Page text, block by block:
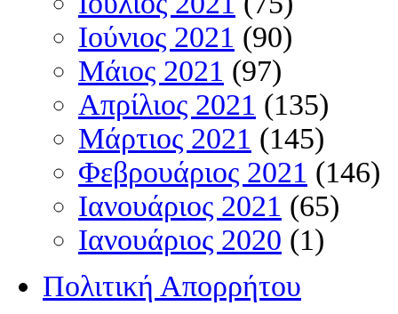
Ιούνιος 2021 (90)
Μάιος 2021 (97)
Απρίλιος 2021 (135)
Μάρτιος 2021 (145)
Φεβρουάριος 2021 (146)
Ιανουάριος 2021 (65)
Ιανουάριος 2020 (1)
Πολιτική Απορρήτου